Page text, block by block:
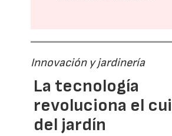
Innovación y jardinería
La tecnología
revoluciona el
del jardín